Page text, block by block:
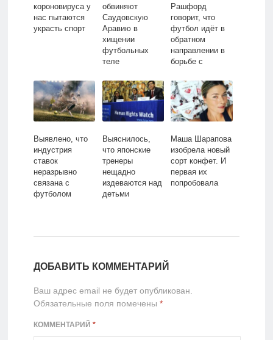
короновируса у
нас пытаются
украсть спорт
обвиняют
Саудовскую
Аравию в
хищении
футбольных
теле
Рашфорд
говорит, что
футбол идёт в
обратном
направлении в
борьбе с
Выявлено, что
индустрия
ставок
неразрывно
связана с
футболом
Выяснилось,
что японские
тренеры
нещадно
издеваются над
детьми
Маша Шарапова
изобрела новый
сорт конфет. И
первая их
попробовала
ДОБАВИТЬ КОММЕНТАРИЙ
Ваш адрес email не будет опубликован.
Обязательные поля помечены *
КОММЕНТАРИЙ *